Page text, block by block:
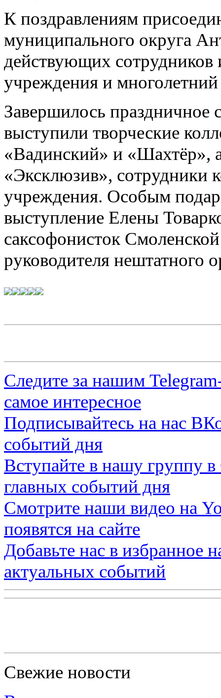
К поздравлениям
муниципального округа
действующих сотрудников
учреждения и
Завершилось праздничное
выступили творческие
«Вадинский» и «Шахтёр»,
«Эксклюзив», сотрудники
учреждения. Особым
выступление Елены
саксофонисток
руководителя нештатного
Следите за нашим
самое интересное
Подписывайтесь на нас
событий дня
Вступайте в нашу группу в
главных событий дня
Смотрите наши видео на
появятся на сайте
Добавьте нас в избранное
актуальных событий
Свежие новости